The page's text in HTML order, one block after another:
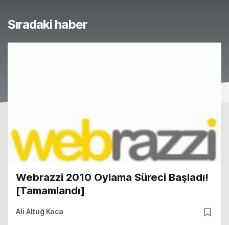
Sıradaki haber
Webrazzi 2010 Oylama Süreci Başladı!
[Tamamlandı]
Ali Altuğ Koca